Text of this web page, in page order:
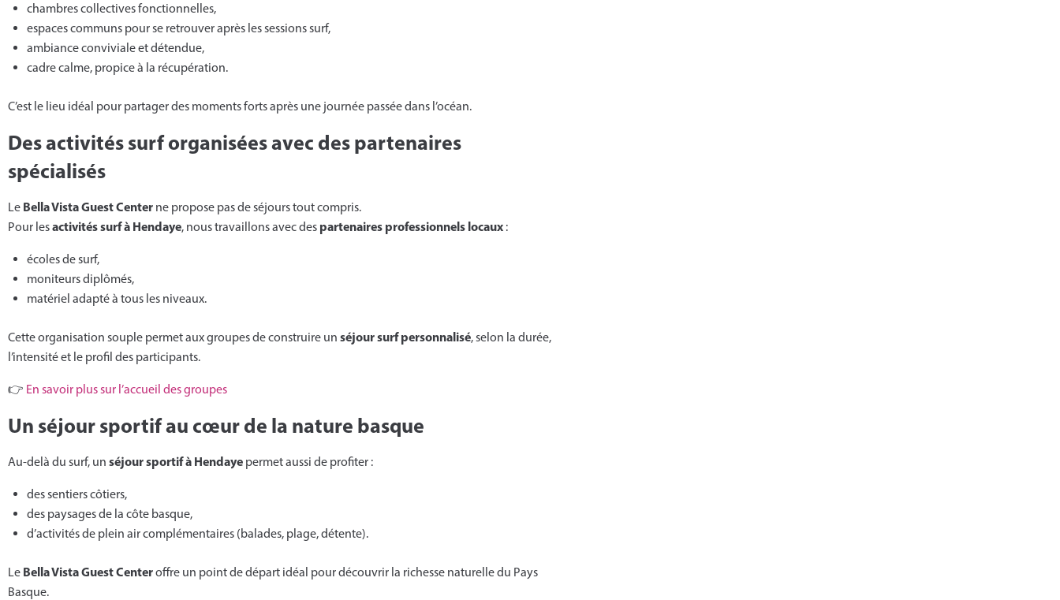
chambres collectives fonctionnelles,
espaces communs pour se retrouver après les sessions surf,
ambiance conviviale et détendue,
cadre calme, propice à la récupération.
C’est le lieu idéal pour partager des moments forts après une journée passée dans l’océan.
Des activités surf organisées avec des partenaires
spécialisés
Le Bella Vista Guest Center ne propose pas de séjours tout compris.
Pour lesactivités surf à Hendaye, nous travaillons avec des partenaires professionnels locaux :
écoles de surf,
moniteurs diplômés,
matériel adapté à tous les niveaux.
Cette organisation souple permet aux groupes de construire un séjour surf personnalisé, selon la durée,
l’intensité et le profil des participants.
👉 En savoir plus sur l’accueil des groupes
Un séjour sportif au cœur de la nature basque
Au-delà du surf, un séjour sportif à Hendaye permet aussi de profiter :
des sentiers côtiers,
des paysages de la côte basque,
d’activités de plein air complémentaires (balades, plage, détente).
Le Bella Vista Guest Centeroffre un point de départ idéal pour découvrir la richesse naturelle du Pays
Basque.